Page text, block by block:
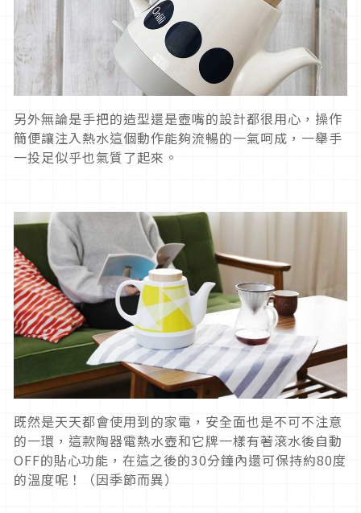
另外無論是手把的造型還是壺嘴的設計都很用心，操作
簡便讓注入熱水這個動作能夠流暢的一氣呵成，一舉手
一投足似乎也氣質了起來。
既然是天天都會使用到的家電，安全面也是不可不注意
的一環，這款陶器電熱水壺和它牌一樣有著滾水後自動
OFF的貼心功能，在這之後的30分鐘內還可保持約80度
的溫度呢！（因季節而異）